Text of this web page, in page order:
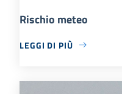
Rischio meteo
LEGGI DI PIÙ